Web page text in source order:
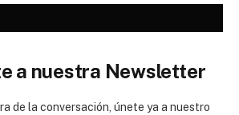
a nuestra Newsletter
de la conversación, únete ya a nuestro